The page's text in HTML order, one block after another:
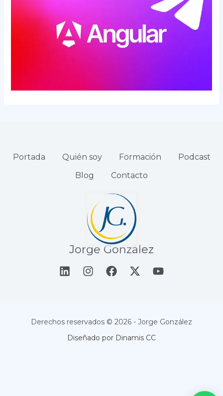
Portada Quién soy Formación
Podcast
Blog
Contacto
Jorge González
Derechos reservados © 2026 - Jorge González
Diseñado por Dinamis CC